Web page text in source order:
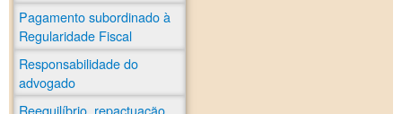
Pagamento subordinado à
Regularidade Fiscal
Responsabilidade do
advogado
Reequilíbrio, repactuação